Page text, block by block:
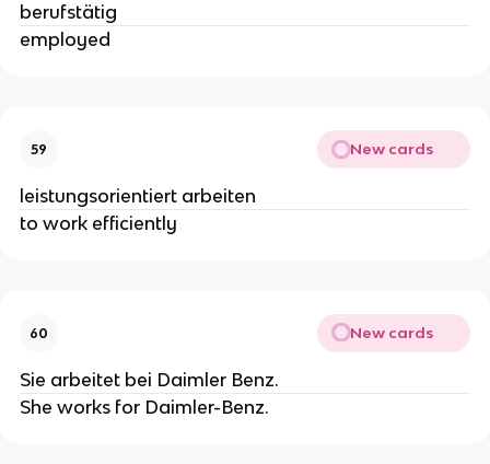
berufstätig
employed
59 New cards
leistungsorientiert arbeiten
to work efficiently
60 New cards
Sie arbeitet bei Daimler Benz.
She works for Daimler-Benz.